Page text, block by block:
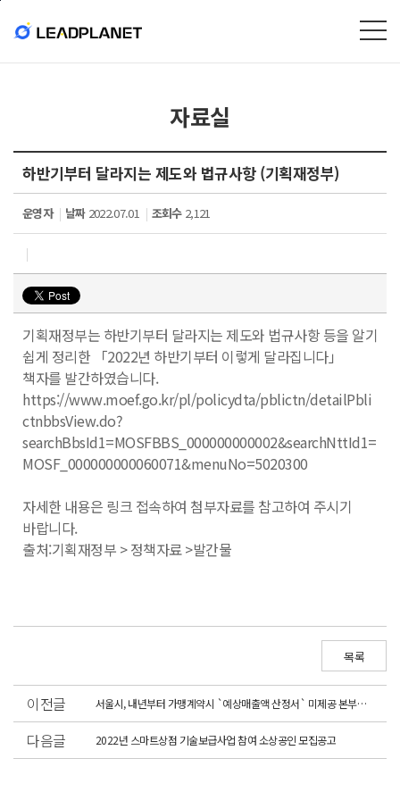
자료실
하반기부터 달라지는 제도와 법규사항 (기획재정부)
운영자 날짜2022.07.01 조회수2,121
기획재정부는 하반기부터 달라지는 제도와 법규사항 등을 알기
쉽게 정리한 「2022년 하반기부터 이렇게 달라집니다」
책자를 발간하였습니다.
https://www.moef.go.kr/pl/policydta/pblictn/detailPbli
ctnbbsView.do?
searchBbsId1=MOSFBBS_000000000002&searchNttId1=
MOSF_000000000060071&menuNo=5020300
자세한 내용은 링크 접속하여 첨부자료를 참고하여 주시기
바랍니다.
출처:기획재정부 > 정책자료 >발간물
목록
이전글 서울시, 내년부터 가맹계약시 `예상매출액 산정서` 미제공 본부에 1천만원 이하 과태료
다음글 2022년 스마트상점 기술보급사업 참여 소상공인 모집공고